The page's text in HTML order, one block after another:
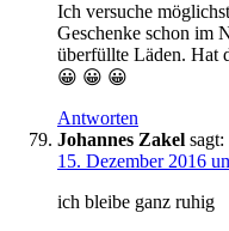
Ich versuche
Geschenke schon im
überfüllte Läden. Hat
😀 😀 😀
Antworten
Johannes Zakel sagt:
15. Dezember 2016
ich bleibe ganz ruhig